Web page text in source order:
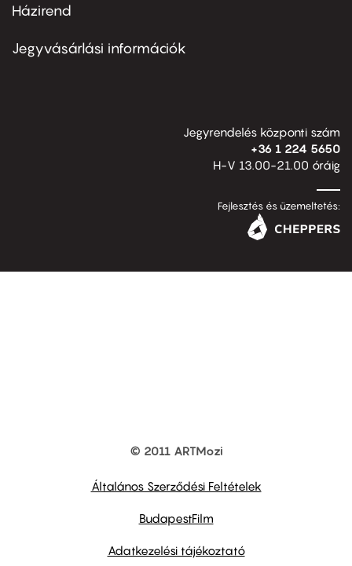
Footer
second
Házirend
Jegyvásárlási információk
Jegyrendelés központi szám
+36 1 224 5650
H-V 13.00-21.00 óráig
Fejlesztés és üzemeltetés:
© 2011 ARTMozi
Általános Szerződési Feltételek
BudapestFilm
Adatkezelési tájékoztató